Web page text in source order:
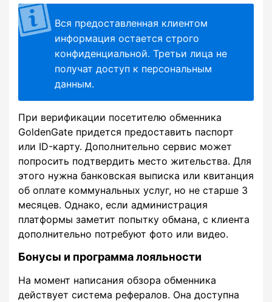
Вся предоставленная клиентом
информация остается строго
конфиденциальной. Третьи лица не
получат доступ к персональным
данным.
При верификации посетителю обменника
GoldenGate придется предоставить паспорт
или ID-карту. Дополнительно сервис может
попросить подтвердить место жительства. Для
этого нужна банковская выписка или квитанция
об оплате коммунальных услуг, но не старше 3
месяцев. Однако, если администрация
платформы заметит попытку обмана, с клиента
дополнительно потребуют фото или видео.
Бонусы и программа лояльности
На момент написания обзора обменника
действует система рефералов. Она доступна